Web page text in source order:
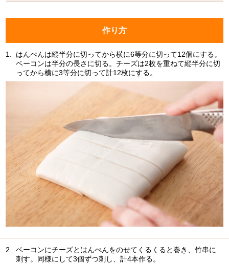
作り方
1.
はんぺんは縦半分に切ってから横に6等分に切って12個にする。
ベーコンは半分の長さに切る。チーズは2枚を重ねて縦半分に切
ってから横に3等分に切って計12枚にする。
2. ベーコンにチーズとはんぺんをのせてくるくると巻き、竹串に
刺す。同様にして3個ずつ刺し、計4本作る。